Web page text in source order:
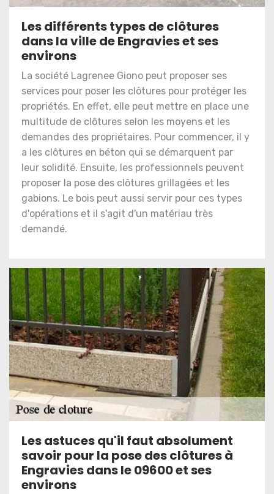
Les différents types de clôtures
dans la ville de Engravies et ses
environs
La société Lagrenee Giono peut proposer ses
services pour poser les clôtures pour protéger les
propriétés. En effet, elle peut mettre en place une
multitude de clôtures selon les moyens et les
demandes des propriétaires. Pour commencer, il y
a les clôtures en béton qui se démarquent par
leur solidité. Ensuite, les professionnels peuvent
proposer la pose des clôtures grillagées et les
gabions. Le bois peut aussi servir pour ces types
d'opérations et il s'agit d'un matériau très
demandé.
Les astuces qu'il faut absolument
savoir pour la pose des clôtures à
Engravies dans le 09600 et ses
environs